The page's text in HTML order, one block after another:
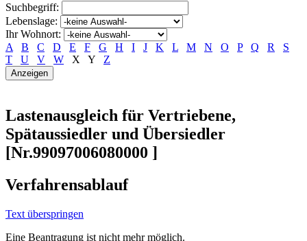
Suchbegriff:
Lebenslage:
Ihr Wohnort:
A
B C D E F G H I J K L M N O P Q R
S
T
U V W X Y Z
Lastenausgleich für Vertriebene,
Spätaussiedler und Übersiedler
[Nr.99097006080000 ]
Verfahrensablauf
Text überspringen
Eine Beantragung ist nicht mehr möglich.